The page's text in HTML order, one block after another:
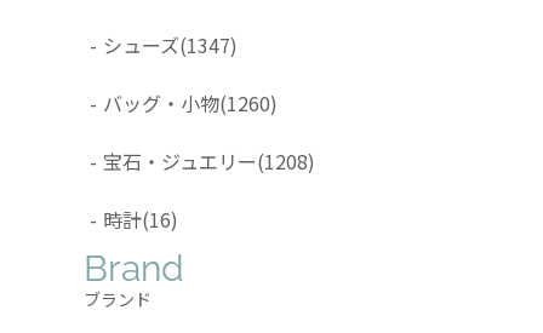
- シューズ(1347)
- バッグ・小物(1260)
- 宝石・ジュエリー(1208)
- 時計(16)
Brand
ブランド